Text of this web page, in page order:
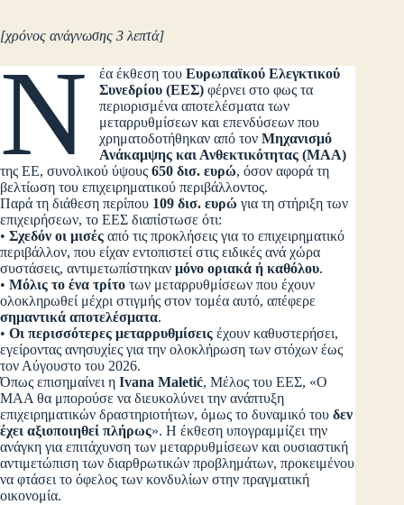
[χρόνος ανάγνωσης 3 λεπτά]
Ν έα έκθεση τουΕυρωπαϊκού Ελεγκτικού
Συνεδρίου (ΕΕΣ) φέρνει στο φως τα
περιορισμένα αποτελέσματα των
μεταρρυθμίσεων και επενδύσεων που
χρηματοδοτήθηκαν από τονΜηχανισμό
Ανάκαμψης και Ανθεκτικότητας (ΜΑΑ)
της ΕΕ, συνολικού ύψους 650 δισ. ευρώ, όσον αφορά τη
βελτίωση του επιχειρηματικού περιβάλλοντος.
Παρά τη διάθεση περίπου 109 δισ. ευρώ για τη στήριξη των
επιχειρήσεων, το ΕΕΣ διαπίστωσε ότι:
• Σχεδόν οι μισές από τις προκλήσεις για το επιχειρηματικό
περιβάλλον, που είχαν εντοπιστεί στις ειδικές ανά χώρα
συστάσεις, αντιμετωπίστηκαν μόνο οριακά ή καθόλου.
• Μόλις το ένα τρίτο των μεταρρυθμίσεων που έχουν
ολοκληρωθεί μέχρι στιγμής στον τομέα αυτό, απέφερε
σημαντικά αποτελέσματα.
• Οι περισσότερες μεταρρυθμίσεις έχουν καθυστερήσει,
εγείροντας ανησυχίες για την ολοκλήρωση των στόχων έως
τον Αύγουστο του 2026.
Όπως επισημαίνει η Ivana Maletić, Μέλος του ΕΕΣ, «Ο
ΜΑΑ θα μπορούσε να διευκολύνει την ανάπτυξη
επιχειρηματικών δραστηριοτήτων, όμως το δυναμικό του δεν
έχει αξιοποιηθεί πλήρως». Η έκθεση υπογραμμίζει την
ανάγκη για επιτάχυνση των μεταρρυθμίσεων και ουσιαστική
αντιμετώπιση των διαρθρωτικών προβλημάτων, προκειμένου
να φτάσει το όφελος των κονδυλίων στην πραγματική
οικονομία.